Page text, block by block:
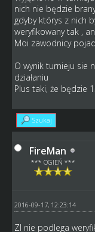
nich nie będzie
gdyby którys z nich
weryfikowany tak ,
Moi zawodnicy
O wynik turnieju sie
działaniu
Plus taki, że będzie
Szukaj
FireMan
*** OGIEŃ ***
2016-09-17, 12:23:14
ZI nie podlega